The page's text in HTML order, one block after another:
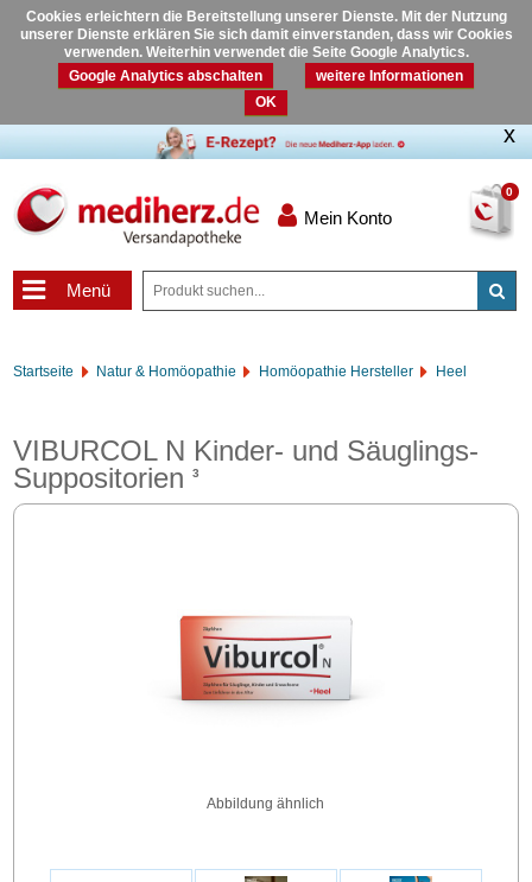
Cookies erleichtern die Bereitstellung unserer Dienste. Mit der Nutzung
unserer Dienste erklären Sie sich damit einverstanden, dass wir Cookies
verwenden. Weiterhin verwendet die Seite Google Analytics.
Google Analytics abschalten
weitere Informationen
OK
0
Mein Konto
Menü
Startseite Natur & Homöopathie Homöopathie Hersteller Heel
VIBURCOL N Kinder- und Säuglings-
Suppositorien3
Abbildung ähnlich